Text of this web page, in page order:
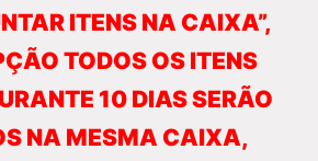
ITENS NA CAIXA”,
TODOS OS ITENS
10 DIAS SERÃO
NA MESMA CAIXA,